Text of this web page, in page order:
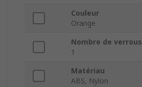
Couleur
Orange
Nombre de verrous
1
Matériau
ABS, Nylon